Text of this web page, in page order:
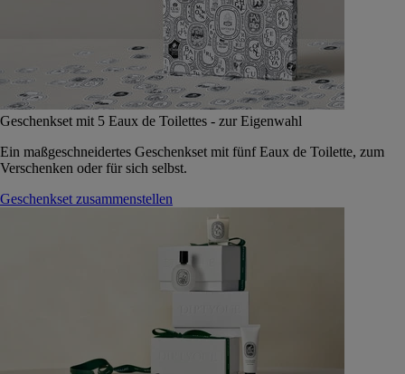
Geschenkset mit 5 Eaux de Toilettes - zur Eigenwahl
Ein maßgeschneidertes Geschenkset mit fünf Eaux de Toilette, zum
Verschenken oder für sich selbst.
Geschenkset zusammenstellen